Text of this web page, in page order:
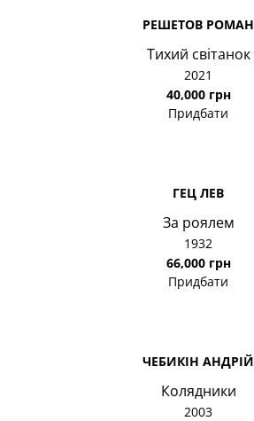
РЕШЕТОВ РОМАН
Тихий світанок
2021
40,000 грн
Придбати
ГЕЦ ЛЕВ
За роялем
1932
66,000 грн
Придбати
ЧЕБИКІН АНДРІЙ
Колядники
2003